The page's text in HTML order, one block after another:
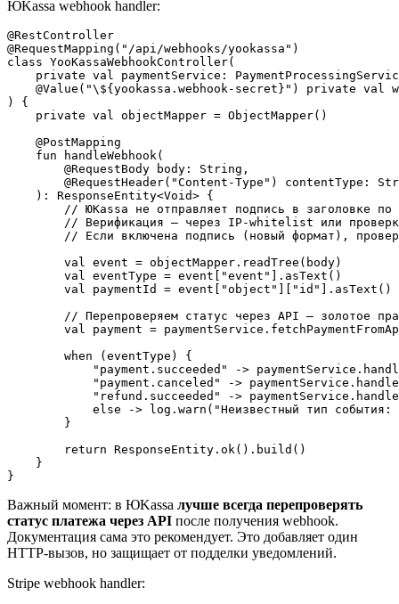
ЮKassa webhook handler:
@RestController
@RequestMapping("/api/webhooks/yookassa")
class YooKassaWebhookController(
private val paymentService:
@Value("\${yookassa.webhook-secret}") private val
) {
    private val objectMapper = ObjectMapper()
    @PostMapping
    fun handleWebhook(
        @RequestBody body: String,
@RequestHeader("Content-Type") contentType:
    ): ResponseEntity<Void> {
// ЮKassa не отправляет подпись в заголовке по
// Верификация — через IP-whitelist или
// Если включена подпись (новый формат),
        val event = objectMapper.readTree(body)
        val eventType = event["event"].asText()
        val paymentId = event["object"]["id"].asText()
// Перепроверяем статус через API — золотое
val payment =
        when (eventType) {
"payment.succeeded" ->
"payment.canceled" ->
"refund.succeeded" ->
else -> log.warn("Неизвестный тип события:
        }
        return ResponseEntity.ok().build()
    }
Важный момент: в ЮKassa лучше всегда перепроверять
статус платежа через API после получения webhook.
Документация сама это рекомендует. Это добавляет один
HTTP-вызов, но защищает от подделки уведомлений.
Stripe webhook handler: